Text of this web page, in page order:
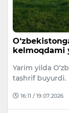
kelmoqdami
Yarim yilda
tashrif buyurdi.
16:11 / 19.07.2026